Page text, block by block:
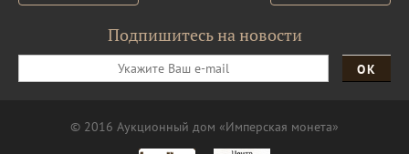
Подпишитесь на новости
ОК
© 2016 Аукционный дом «Имперская монета»